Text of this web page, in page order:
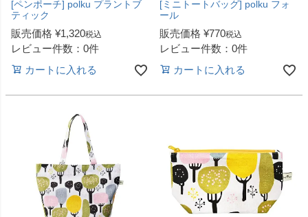
[ペンポーチ] polku プラントブ
ティック
販売価格 ¥1,320税込
レビュー件数：0件
カートに入れる
[ミニトートバッグ] polku フォ
ール
販売価格 ¥770税込
レビュー件数：0件
カートに入れる